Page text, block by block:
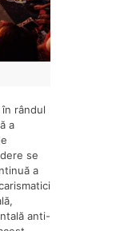
rândul
a
se
a
anti-